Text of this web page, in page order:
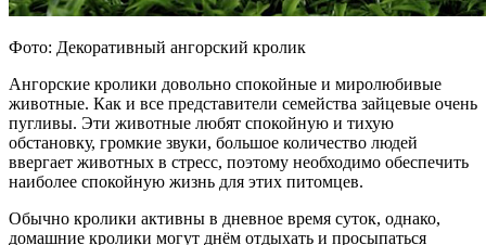
Фото: Декоративный ангорский кролик
Ангорские кролики довольно спокойные и миролюбивые
животные. Как и все представители семейства зайцевые очень
пугливы. Эти животные любят спокойную и тихую
обстановку, громкие звуки, большое количество людей
ввергает животных в стресс, поэтому необходимо обеспечить
наиболее спокойную жизнь для этих питомцев.
Обычно кролики активны в дневное время суток, однако,
домашние кролики могут днём отдыхать и просыпаться